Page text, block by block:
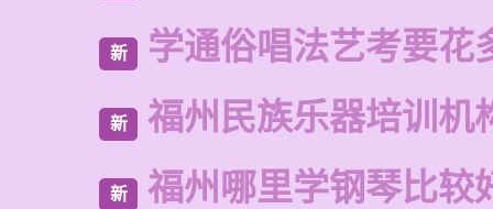
新 学通俗唱法艺考要花
新 福州民族乐器培训机
新 福州哪里学钢琴比较